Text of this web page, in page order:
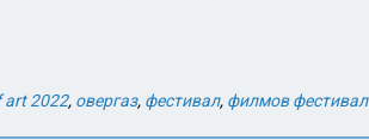
art 2022, овергаз, фестивал, филмов фестивал